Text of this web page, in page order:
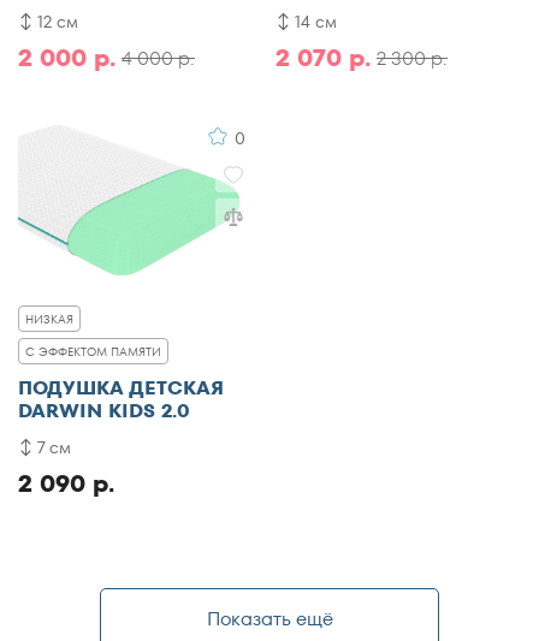
4 000 р.
2 000 р.
12 см
2 300 р.
2 070 р.
14 см
0
НИЗКАЯ
С ЭФФЕКТОМ ПАМЯТИ
ПОДУШКА ДЕТСКАЯ
DARWIN KIDS 2.0
2 090 р.
7 см
Показать ещё